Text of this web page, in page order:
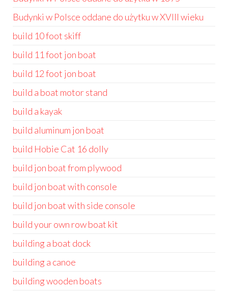
Budynki w Polsce oddane do użytku w XVIII wieku
build 10 foot skiff
build 11 foot jon boat
build 12 foot jon boat
build a boat motor stand
build a kayak
build aluminum jon boat
build Hobie Cat 16 dolly
build jon boat from plywood
build jon boat with console
build jon boat with side console
build your own row boat kit
building a boat dock
building a canoe
building wooden boats